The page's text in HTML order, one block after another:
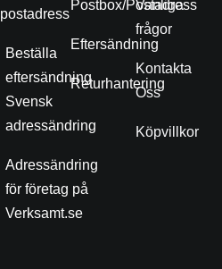
postadress
Beställa
eftersändning
Svensk
adressändring
Adressändring
för företag på
Verksamt.se
Postbox/Postadress
Eftersändning
Returhantering
Vanliga
frågor
Kontakta
Oss
Köpvillkor